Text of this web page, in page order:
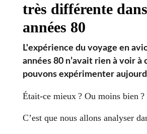
très différente
années 80
L'expérience du voyage en
années 80 n’avait rien à voir à
pouvons expérimenter
Était-ce mieux ? Ou moins bien ?
C’est que nous allons analyser